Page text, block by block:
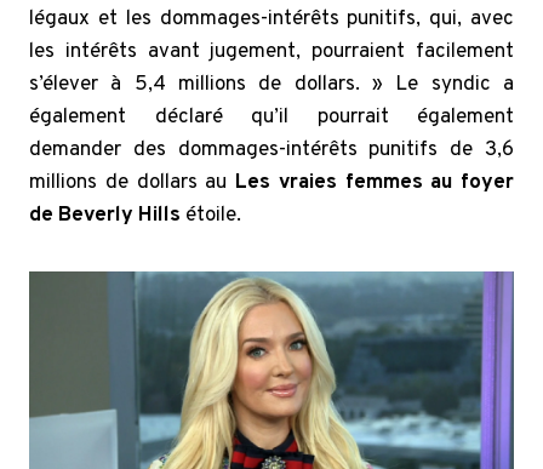
légaux et les dommages-intérêts punitifs, qui, avec
les intérêts avant jugement, pourraient facilement
s’élever à 5,4 millions de dollars. » Le syndic a
également déclaré qu’il pourrait également
demander des dommages-intérêts punitifs de 3,6
millions de dollars au Les vraies femmes au foyer
de Beverly Hills étoile.